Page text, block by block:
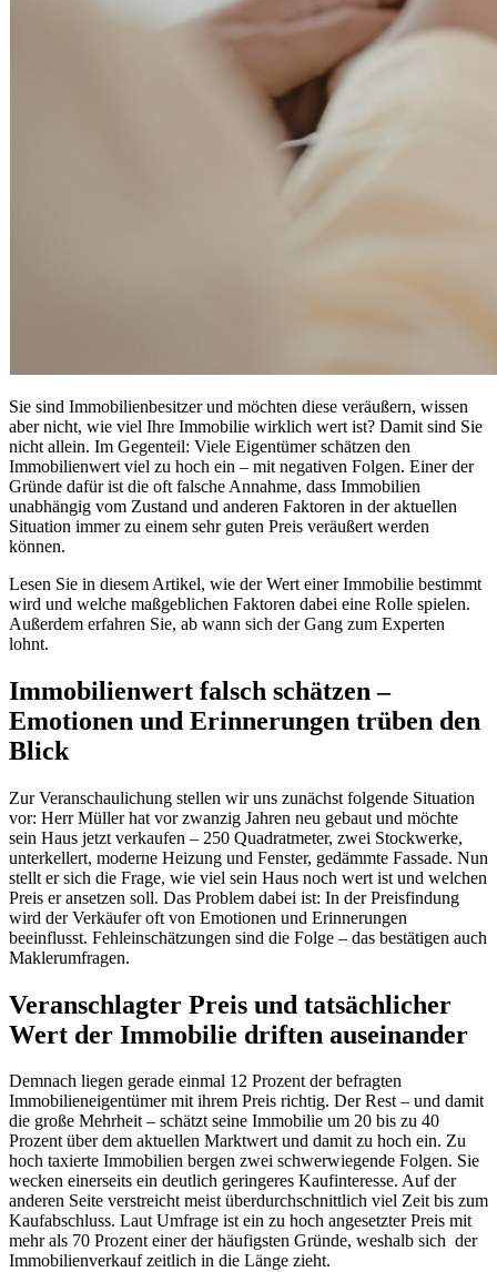
Sie sind Immobilienbesitzer und möchten diese veräußern, wissen
aber nicht, wie viel Ihre Immobilie wirklich wert ist? Damit sind Sie
nicht allein. Im Gegenteil: Viele Eigentümer schätzen den
Immobilienwert viel zu hoch ein – mit negativen Folgen. Einer der
Gründe dafür ist die oft falsche Annahme, dass Immobilien
unabhängig vom Zustand und anderen Faktoren in der aktuellen
Situation immer zu einem sehr guten Preis veräußert werden
können.
Lesen Sie in diesem Artikel, wie der Wert einer Immobilie bestimmt
wird und welche maßgeblichen Faktoren dabei eine Rolle spielen.
Außerdem erfahren Sie, ab wann sich der Gang zum Experten
lohnt.
Immobilienwert falsch schätzen –
Emotionen und Erinnerungen trüben den
Blick
Zur Veranschaulichung stellen wir uns zunächst folgende Situation
vor: Herr Müller hat vor zwanzig Jahren neu gebaut und möchte
sein Haus jetzt verkaufen – 250 Quadratmeter, zwei Stockwerke,
unterkellert, moderne Heizung und Fenster, gedämmte Fassade. Nun
stellt er sich die Frage, wie viel sein Haus noch wert ist und welchen
Preis er ansetzen soll. Das Problem dabei ist: In der Preisfindung
wird der Verkäufer oft von Emotionen und Erinnerungen
beeinflusst. Fehleinschätzungen sind die Folge – das bestätigen auch
Maklerumfragen.
Veranschlagter Preis und tatsächlicher
Wert der Immobilie driften auseinander
Demnach liegen gerade einmal 12 Prozent der befragten
Immobilieneigentümer mit ihrem Preis richtig. Der Rest – und damit
die große Mehrheit – schätzt seine Immobilie um 20 bis zu 40
Prozent über dem aktuellen Marktwert und damit zu hoch ein. Zu
hoch taxierte Immobilien bergen zwei schwerwiegende Folgen. Sie
wecken einerseits ein deutlich geringeres Kaufinteresse. Auf der
anderen Seite verstreicht meist überdurchschnittlich viel Zeit bis zum
Kaufabschluss. Laut Umfrage ist ein zu hoch angesetzter Preis mit
mehr als 70 Prozent einer der häufigsten Gründe, weshalb sich der
Immobilienverkauf zeitlich in die Länge zieht.